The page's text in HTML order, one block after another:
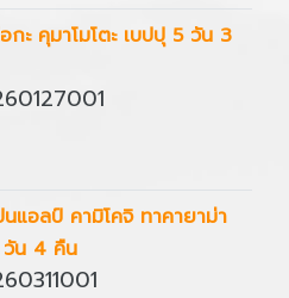
ะ คุมาโมโตะ เบปปุ 5 วัน 3
แอลป์ คามิโคจิ ทาคายาม่า
วัน 4 คืน